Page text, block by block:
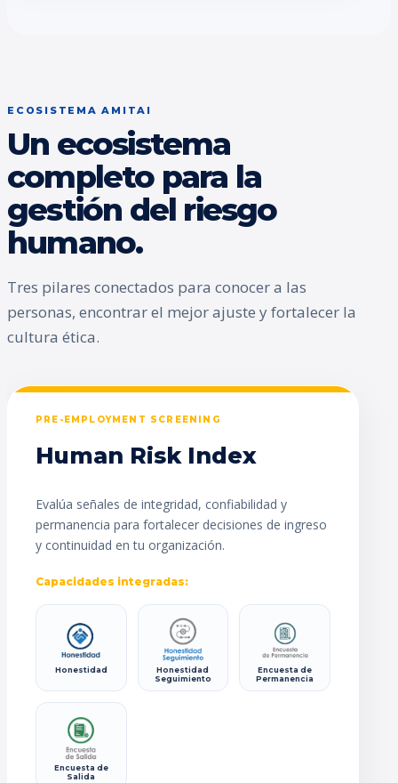
ECOSISTEMA AMITAI
Un ecosistema
completo para la
gestión del riesgo
humano.
Tres pilares conectados para conocer a las
personas, encontrar el mejor ajuste y fortalecer la
cultura ética.
PRE-EMPLOYMENT SCREENING
Human Risk Index
Evalúa señales de integridad, confiabilidad y
permanencia para fortalecer decisiones de ingreso
y continuidad en tu organización.
Capacidades integradas:
Honestidad
Honestidad
Seguimiento
Encuesta de
Permanencia
Encuesta de
Salida